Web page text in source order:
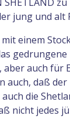
jung und alt
einem
aber auch für
auch, daß
die
nicht jedes